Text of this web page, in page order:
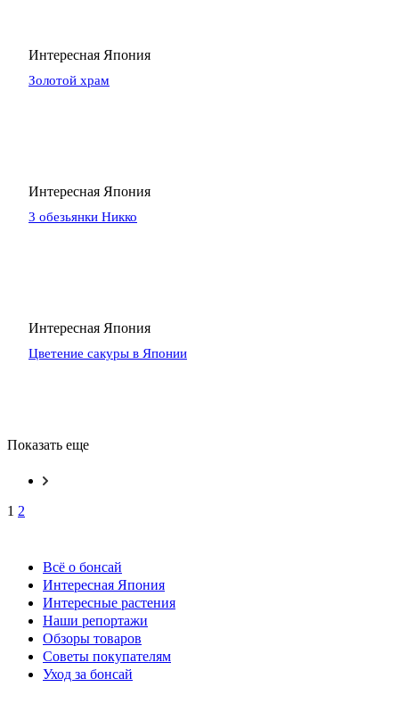
Интересная Япония
Золотой храм
Интересная Япония
3 обезьянки Никко
Интересная Япония
Цветение сакуры в Японии
Показать еще
1 2
Всё о бонсай
Интересная Япония
Интересные растения
Наши репортажи
Обзоры товаров
Советы покупателям
Уход за бонсай